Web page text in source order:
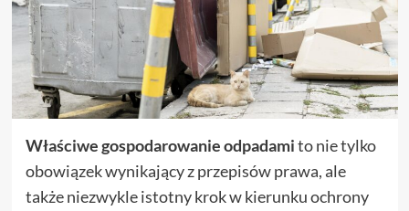
Właściwe gospodarowanie odpadamito nie tylko
obowiązek wynikający z przepisów prawa, ale
także niezwykle istotny krok w kierunku ochrony